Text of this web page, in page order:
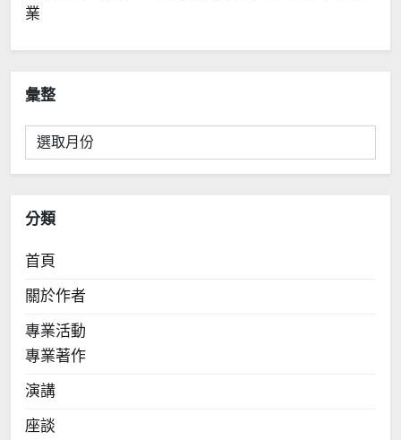
業
彙整
彙
整
分類
首頁
關於作者
專業活動
專業著作
演講
座談